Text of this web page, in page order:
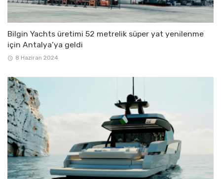
Bilgin Yachts üretimi 52 metrelik süper yat yenilenme
için Antalya’ya geldi
8 Haziran 2024